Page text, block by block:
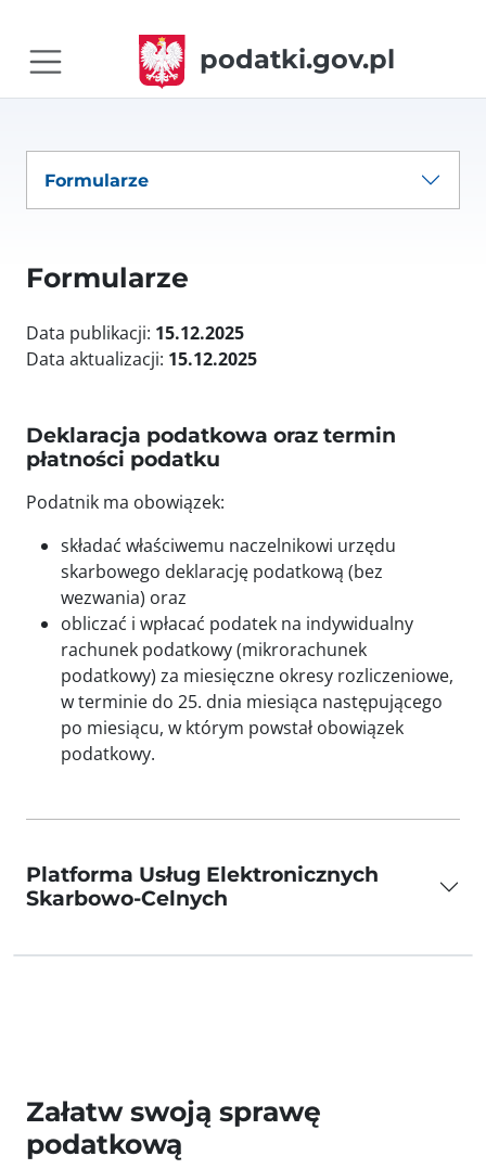
podatki.gov.pl
Formularze
Formularze
Data publikacji: 15.12.2025
Data aktualizacji: 15.12.2025
Deklaracja podatkowa oraz termin
płatności podatku
Podatnik ma obowiązek:
składać właściwemu naczelnikowi urzędu
skarbowego deklarację podatkową (bez
wezwania) oraz
obliczać i wpłacać podatek na indywidualny
rachunek podatkowy (mikrorachunek
podatkowy) za miesięczne okresy rozliczeniowe,
w terminie do 25. dnia miesiąca następującego
po miesiącu, w którym powstał obowiązek
podatkowy.
Platforma Usług Elektronicznych
Skarbowo-Celnych
Załatw swoją sprawę
podatkową